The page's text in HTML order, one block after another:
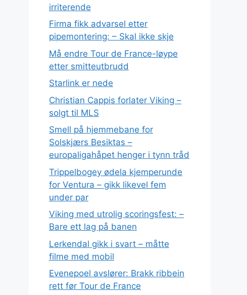
irriterende
Firma fikk advarsel etter
pipemontering: – Skal ikke skje
Må endre Tour de France-løype
etter smitteutbrudd
Starlink er nede
Christian Cappis forlater Viking –
solgt til MLS
Smell på hjemmebane for
Solskjærs Besiktas –
europaligahåpet henger i tynn tråd
Trippelbogey ødela kjemperunde
for Ventura – gikk likevel fem
under par
Viking med utrolig scoringsfest: –
Bare ett lag på banen
Lerkendal gikk i svart – måtte
filme med mobil
Evenepoel avslører: Brakk ribbein
rett før Tour de France